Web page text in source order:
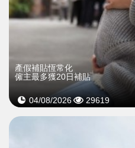
產假補貼恆常化
僱主最多獲20日補貼
04/08/2026 29619